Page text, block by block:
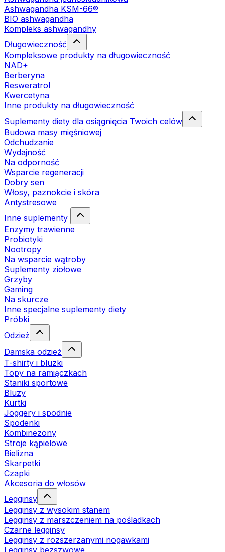
Ashwagandha KSM-66®
BIO ashwagandha
Kompleks ashwagandhy
Długowieczność
Kompleksowe produkty na długowieczność
NAD+
Berberyna
Resweratrol
Kwercetyna
Inne produkty na długowieczność
Suplementy diety dla osiągnięcia Twoich celów
Budowa masy mięśniowej
Odchudzanie
Wydajność
Na odporność
Wsparcie regeneracji
Dobry sen
Włosy, paznokcie i skóra
Antystresowe
Inne suplementy
Enzymy trawienne
Probiotyki
Nootropy
Na wsparcie wątroby
Suplementy ziołowe
Grzyby
Gaming
Na skurcze
Inne specjalne suplementy diety
Próbki
Odzież
Damska odzież
T-shirty i bluzki
Topy na ramiączkach
Staniki sportowe
Bluzy
Kurtki
Joggery i spodnie
Spodenki
Kombinezony
Stroje kąpielowe
Bielizna
Skarpetki
Czapki
Akcesoria do włosów
Legginsy
Legginsy z wysokim stanem
Legginsy z marszczeniem na pośladkach
Czarne legginsy
Legginsy z rozszerzanymi nogawkami